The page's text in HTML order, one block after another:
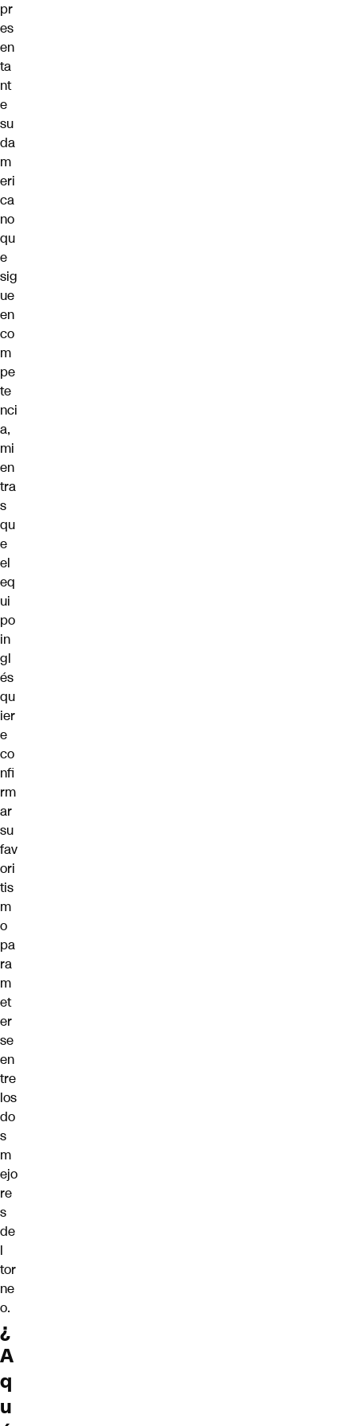
pr
es
en
ta
nt
e
su
da
m
eri
ca
no
qu
e
sig
ue
en
co
m
pe
te
nci
a,
mi
en
tra
s
qu
e
el
eq
ui
po
in
gl
és
qu
ier
e
co
nfi
rm
ar
su
fav
ori
tis
m
o
pa
ra
m
et
er
se
en
tre
los
do
s
m
ejo
re
s
de
l
tor
ne
o.
¿
A
q
u